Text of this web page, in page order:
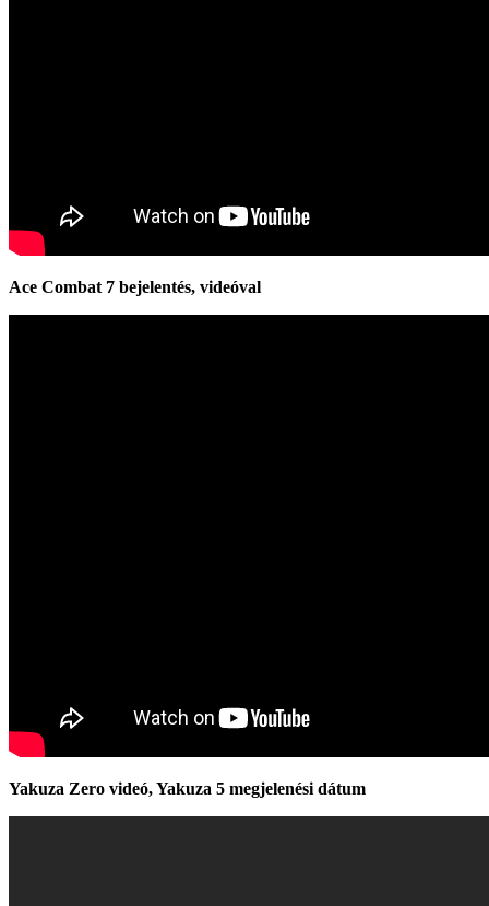
Ace Combat 7 bejelentés, videóval
Yakuza Zero videó, Yakuza 5 megjelenési dátum